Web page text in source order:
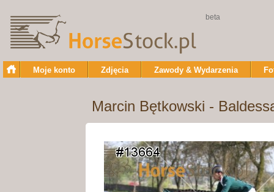
beta
Moje konto Zdjęcia Zawody & Wydarzenia
Marcin Bętkowski -